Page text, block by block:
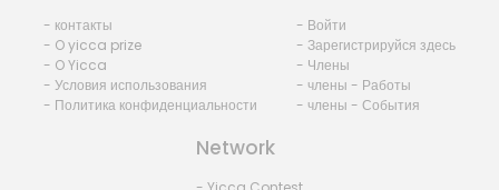
- контакты
- O yicca prize
- O Yicca
- Условия использования
- Политика конфиденциальности
- Войти
- Зарегистрируйся здесь
- Члены
- члены - Работы
- члены - События
Network